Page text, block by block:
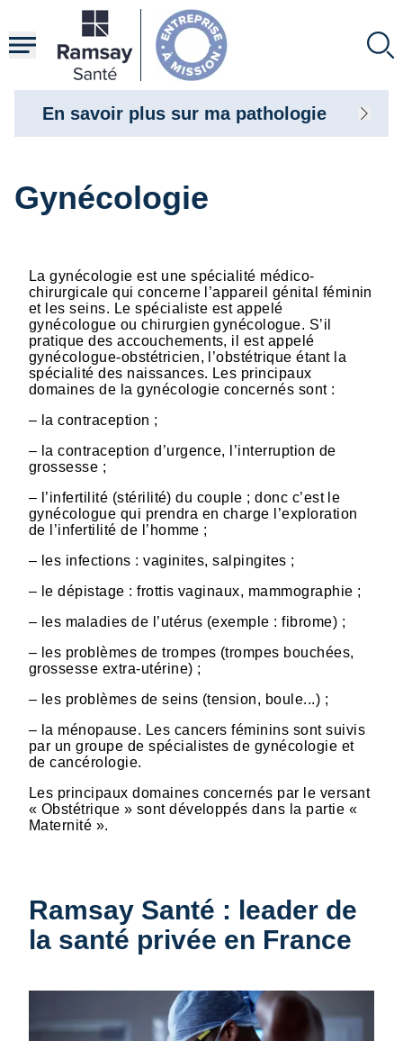
contenu
principal
Gynécologie
La gynécologie est une spécialité médico-
chirurgicale qui concerne l’appareil génital féminin
et les seins. Le spécialiste est appelé
gynécologue ou chirurgien gynécologue. S’il
pratique des accouchements, il est appelé
gynécologue-obstétricien, l’obstétrique étant la
spécialité des naissances. Les principaux
domaines de la gynécologie concernés sont :
– la contraception ;
– la contraception d’urgence, l’interruption de
grossesse ;
– l’infertilité (stérilité) du couple ; donc c’est le
gynécologue qui prendra en charge l’exploration
de l’infertilité de l’homme ;
– les infections : vaginites, salpingites ;
– le dépistage : frottis vaginaux, mammographie ;
– les maladies de l’utérus (exemple : fibrome) ;
– les problèmes de trompes (trompes bouchées,
grossesse extra-utérine) ;
– les problèmes de seins (tension, boule...) ;
– la ménopause. Les cancers féminins sont suivis
par un groupe de spécialistes de gynécologie et
de cancérologie.
Les principaux domaines concernés par le versant
« Obstétrique » sont développés dans la partie «
Maternité ».
Ramsay Santé : leader de
la santé privée en France
En savoir plus sur ma pathologie